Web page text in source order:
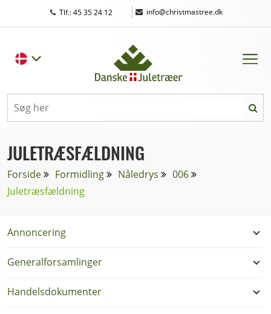
Tlf.: 45 35 24 12 | info@christmastree.dk
JULETRÆSFÆLDNING
Forside Formidling Nåledrys
006
Juletræsfældning
Annoncering
Generalforsamlinger
Handelsdokumenter